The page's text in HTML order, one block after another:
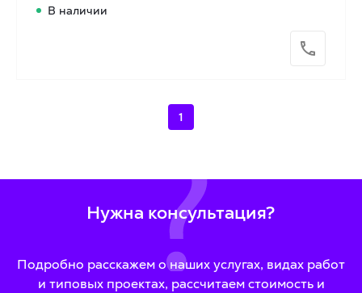
В наличии
1
Нужна консультация?
Подробно расскажем о наших услугах, видах работ
и типовых проектах, рассчитаем стоимость и